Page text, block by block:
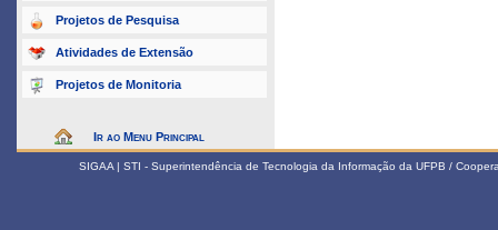
Projetos de Pesquisa
Atividades de Extensão
Projetos de Monitoria
Ir ao Menu Principal
SIGAA | STI - Superintendência de Tecnologia da Informação da UFPB /